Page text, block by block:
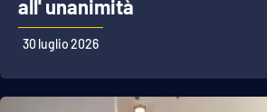
all' unanimità
30 luglio 2026